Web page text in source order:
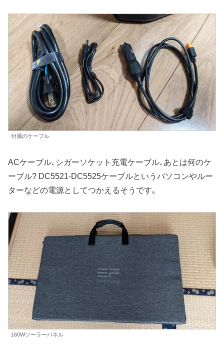
付属のケーブル
ACケーブル､シガーソケット充電ケーブル､あとは何のケ
ーブル? DC5521-DC5525ケーブルというパソコンやルー
ターなどの電源としてつかえるそうです｡
160Wソーラーパネル